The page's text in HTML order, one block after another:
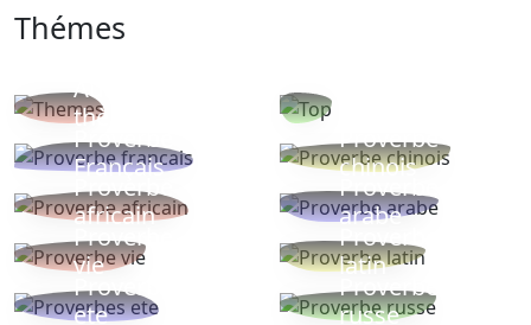
Thémes
Autres
thèmes
Proverbe
Français
Proverbe
chinois
Proverbe
africain
Proverbe
arabe
Proverbe
vie
Proverbe
latin
Proverbes
ete
Proverbe
russe